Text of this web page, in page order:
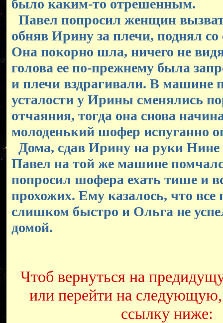
было каким-то отрешенным.
Павел попросил женщин
обняв Ирину за плечи, поднял со
Она покорно шла, ничего не
голова ее по-прежнему была
и плечи вздрагивали. В машине
усталости у Ирины сменялись
отчаяния, тогда она снова
молоденький шофер испуганно
Дома, сдав Ирину на руки Нине
Павел на той же машине
попросил шофера ехать тише и
прохожих. Ему казалось, что
слишком быстро и Ольга не
домой.
Чтоб вернуться на
или перейти на
ссылку ниже: